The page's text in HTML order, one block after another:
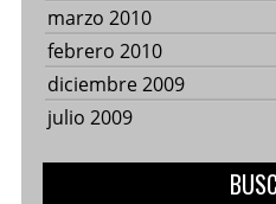
marzo 2010
febrero 2010
diciembre 2009
julio 2009